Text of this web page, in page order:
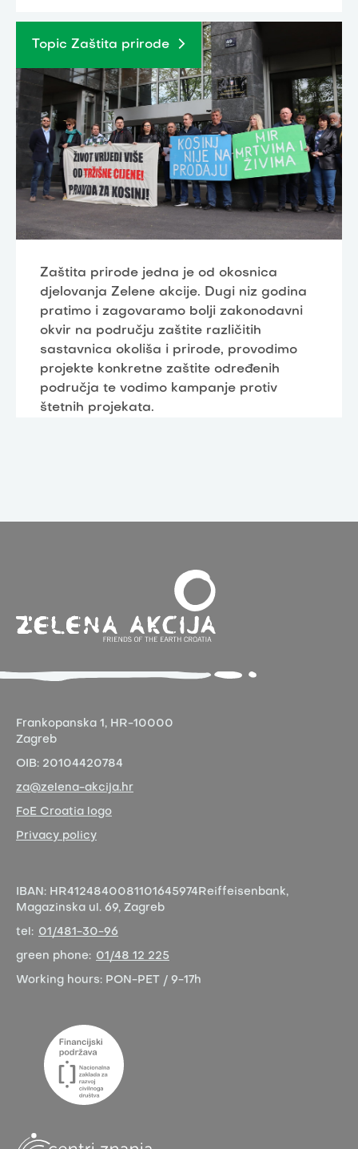
Topic Zaštita prirode
Zaštita prirode jedna je od okosnica
djelovanja Zelene akcije. Dugi niz godina
pratimo i zagovaramo bolji zakonodavni
okvir na području zaštite različitih
sastavnica okoliša i prirode, provodimo
projekte konkretne zaštite određenih
područja te vodimo kampanje protiv
štetnih projekata.
Frankopanska 1, HR-10000
Zagreb
OIB: 20104420784
za@zelena-akcija.hr
FoE Croatia logo
Privacy policy
IBAN: HR4124840081101645974 Reiffeisenbank,
Magazinska ul. 69, Zagreb
tel: 01/481-30-96
green phone: 01/48 12 225
Working hours: PON-PET / 9-17h